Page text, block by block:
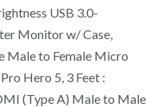
USB 3.0-
Monitor w/ Case,
to Female Micro
Hero 5, 3 Feet :
(Type A) Male to Male